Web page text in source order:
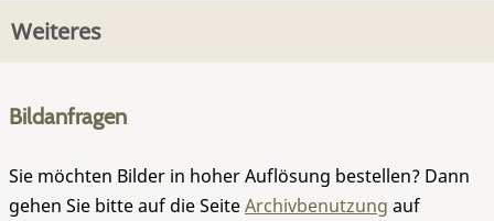
Weiteres
Bildanfragen
Sie möchten Bilder in hoher Auflösung bestellen? Dann
gehen Sie bitte auf die SeiteArchivbenutzung auf